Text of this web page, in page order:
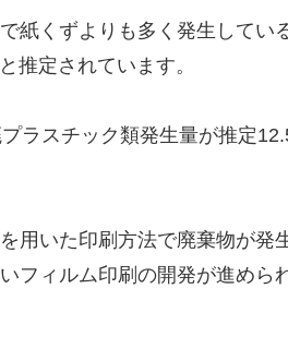
紙くずよりも多く発生してい
推定されています。
ラスチック類発生量が推定
用いた印刷方法で廃棄物が発
フィルム印刷の開発が進めら